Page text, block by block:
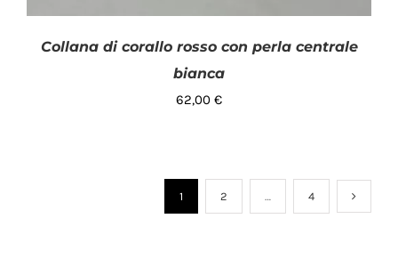
Collana di corallo rosso con perla centrale
bianca
62,00 €
1 2 … 4